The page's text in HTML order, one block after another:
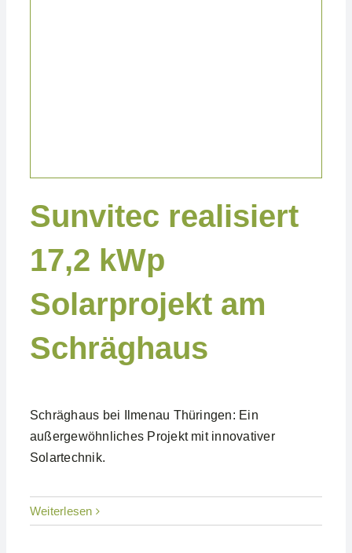
Sunvitec realisiert
17,2 kWp
Solarprojekt am
Schräghaus
Schräghaus bei Ilmenau Thüringen: Ein
außergewöhnliches Projekt mit innovativer
Solartechnik.
Weiterlesen